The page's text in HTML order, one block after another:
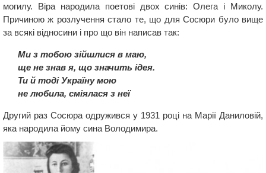
могилу. Віра народила поетові двох синів: Олега і Миколу.
Причиною ж розлучення стало те, що для Сосюри було вище
за всякі відносини і про що він написав так:
Ми з тобою зійшлися в маю,
ще не знав я, що значить ідея.
Ти й тоді Україну мою
не любила, сміялася з неї
Другий раз Сосюра одружився у 1931 році на Марії Даниловій,
яка народила йому сина Володимира.